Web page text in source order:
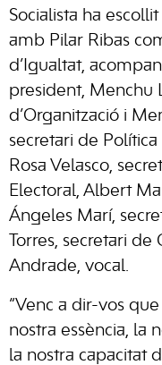
Socialista ha
amb Pilar Ribas
d’Igualtat,
president, Menchu
d’Organització i
secretari de
Rosa Velasco,
Electoral, Albert
Ángeles Marí,
Torres, secretari
Andrade, vocal.
“Venc a dir-vos
nostra essència, la
la nostra capacitat